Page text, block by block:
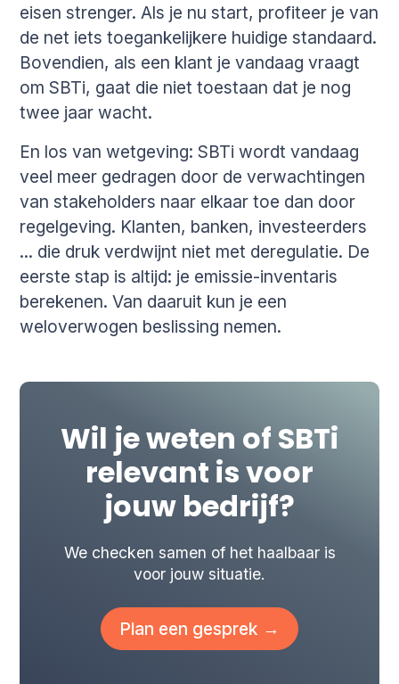
eisen strenger. Als je nu start, profiteer je van
de net iets toegankelijkere huidige standaard.
Bovendien, als een klant je vandaag vraagt
om SBTi, gaat die niet toestaan dat je nog
twee jaar wacht.
En los van wetgeving: SBTi wordt vandaag
veel meer gedragen door de verwachtingen
van stakeholders naar elkaar toe dan door
regelgeving. Klanten, banken, investeerders
... die druk verdwijnt niet met deregulatie. De
eerste stap is altijd: je emissie-inventaris
berekenen. Van daaruit kun je een
weloverwogen beslissing nemen.
Wil je weten of SBTi
relevant is voor
jouw bedrijf?
We checken samen of het haalbaar is
voor jouw situatie.
Plan een gesprek →